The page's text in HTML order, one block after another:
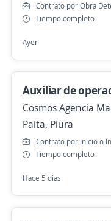
Se precisa Urgente
Asistentes de
Pesado,
Etc.)
Castilla, Piura
Hace 2 horas
Plaza Vea
Grupo Intercorp
Sullana, Piura
Contrato por Obra
Tiempo completo
Ayer
Auxiliar de
Cosmos Agencia
Paita, Piura
Contrato por Inicio o
Tiempo completo
Hace 5 días